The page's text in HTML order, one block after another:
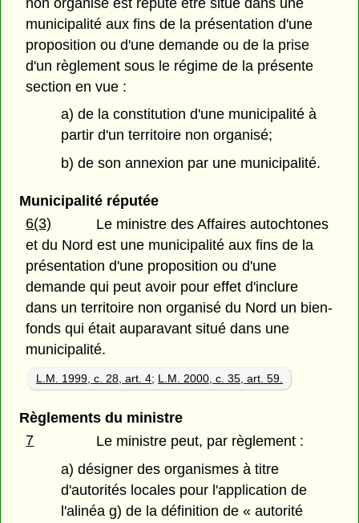
municipalité aux fins de la présentation d'une
proposition ou d'une demande ou de la prise
d'un règlement sous le régime de la présente
section en vue :
a) de la constitution d'une municipalité à
partir d'un territoire non organisé;
b) de son annexion par une municipalité.
Municipalité réputée
6(3)
Le ministre des Affaires autochtones
et du Nord est une municipalité aux fins de la
présentation d'une proposition ou d'une
demande qui peut avoir pour effet d'inclure
dans un territoire non organisé du Nord un bien-
fonds qui était auparavant situé dans une
municipalité.
L.M. 1999, c. 28, art. 4; L.M. 2000, c. 35, art. 59.
Règlements du ministre
7
Le ministre peut, par règlement :
a) désigner des organismes à titre
d'autorités locales pour l'application de
l'alinéa g) de la définition de « autorité